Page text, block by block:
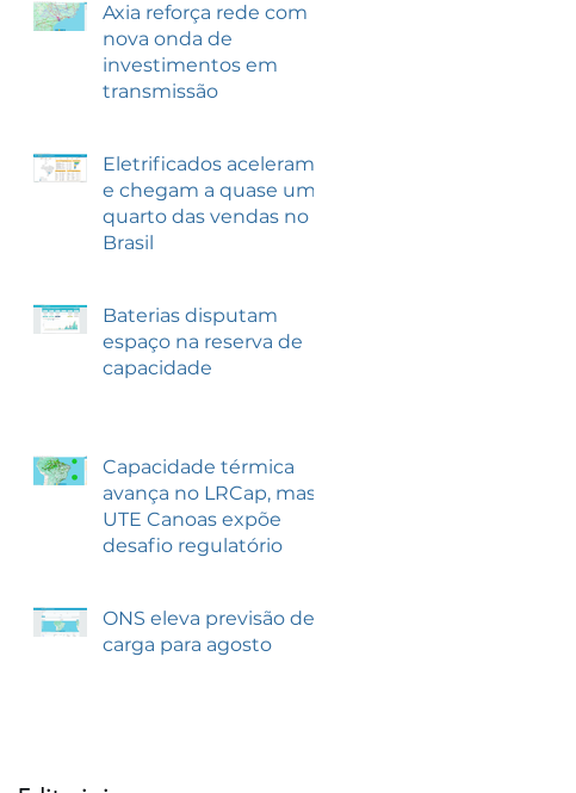
Axia reforça rede com
nova onda de
investimentos em
transmissão
Eletrificados aceleram
e chegam a quase um
quarto das vendas no
Brasil
Baterias disputam
espaço na reserva de
capacidade
Capacidade térmica
avança no LRCap, mas
UTE Canoas expõe
desafio regulatório
ONS eleva previsão de
carga para agosto